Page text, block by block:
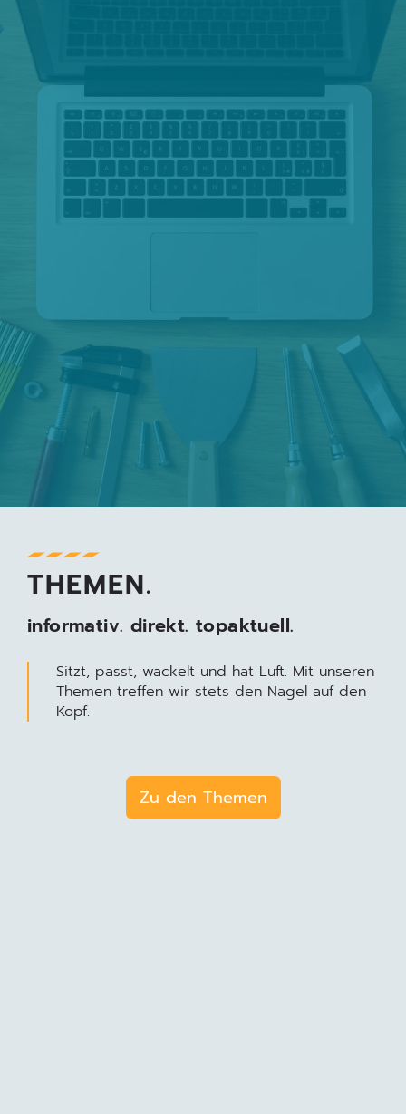
THEMEN.
informativ. direkt. topaktuell.
Sitzt, passt, wackelt und hat Luft. Mit unseren
Themen treffen wir stets den Nagel auf den
Kopf.
Zu den Themen